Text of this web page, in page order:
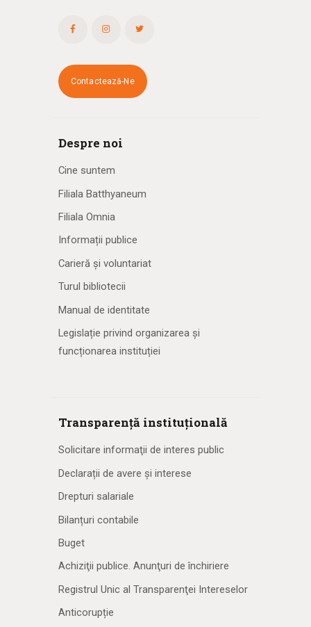
Contactează-Ne
Despre noi
Cine suntem
Filiala Batthyaneum
Filiala Omnia
Informații publice
Carieră și voluntariat
Turul bibliotecii
Manual de identitate
Legislație privind organizarea și
funcționarea instituției
Transparență instituțională
Solicitare informaţii de interes public
Declarații de avere și interese
Drepturi salariale
Bilanțuri contabile
Buget
Achiziţii publice. Anunţuri de închiriere
Registrul Unic al Transparenţei Intereselor
Anticorupție